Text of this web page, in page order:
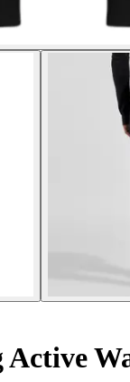
Active